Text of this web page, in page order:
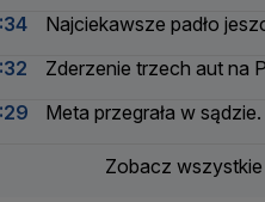
Najciekawsze padło
Zderzenie trzech aut na
Meta przegrała w
Zobacz wszystkie